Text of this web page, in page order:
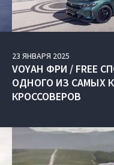
23 ЯНВАРЯ 2025
VOYAH ФРИ / FREE
ОДНОГО ИЗ САМЫХ
КРОССОВЕРОВ